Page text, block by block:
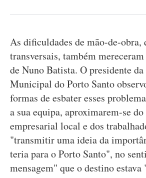
As dificuldades de mão-de-obra,
transversais, também
de Nuno Batista. O presidente
Municipal do Porto Santo
formas de esbater esses
a sua equipa, aproximarem-se
empresarial local e dos
"transmitir uma ideia da
teria para o Porto Santo", no
mensagem" que o destino estava